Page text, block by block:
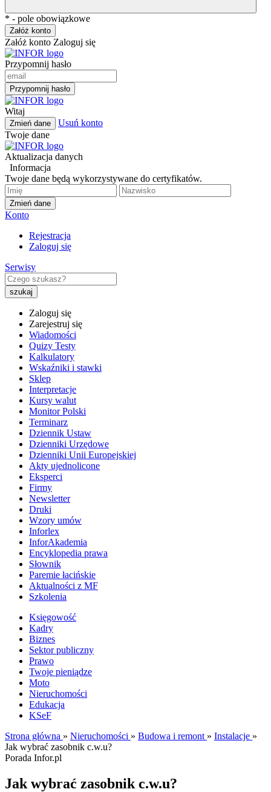
* - pole obowiązkowe
Załóż konto
Załóż konto Zaloguj się
Przypomnij hasło
Przypomnij hasło
Witaj
Zmień dane
Usuń konto
Twoje dane
Aktualizacja danych
Informacja
Twoje dane będą wykorzystywane do certyfikatów.
Zmień dane
Konto
Rejestracja
Zaloguj się
Serwisy
Zaloguj się
Zarejestruj się
Wiadomości
Quizy Testy
Kalkulatory
Wskaźniki i stawki
Sklep
Interpretacje
Kursy walut
Monitor Polski
Terminarz
Dziennik Ustaw
Dzienniki Urzędowe
Dzienniki Unii Europejskiej
Akty ujednolicone
Eksperci
Firmy
Newsletter
Druki
Wzory umów
Inforlex
InforAkademia
Encyklopedia prawa
Słownik
Paremie łacińskie
Aktualności z MF
Szkolenia
Księgowość
Kadry
Biznes
Sektor publiczny
Prawo
Twoje pieniądze
Moto
Nieruchomości
Edukacja
KSeF
Strona główna » Nieruchomości » Budowa i remont » Instalacje »
Jak wybrać zasobnik c.w.u?
Porada Infor.pl
Jak wybrać zasobnik c.w.u?